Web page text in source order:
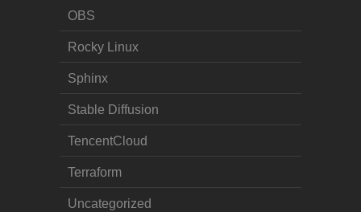
OBS
Rocky Linux
Sphinx
Stable Diffusion
TencentCloud
Terraform
Uncategorized